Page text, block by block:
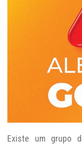
Existe um grupo